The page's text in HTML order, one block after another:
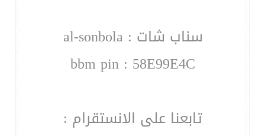
سناب شات : al-sonbola
bbm pin : 58E99E4C
تابعنا على الانستقرام :